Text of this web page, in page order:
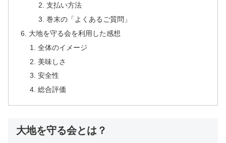
支払い方法
巻末の「よくあるご質問」
大地を守る会を利用した感想
全体のイメージ
美味しさ
安全性
総合評価
大地を守る会とは？